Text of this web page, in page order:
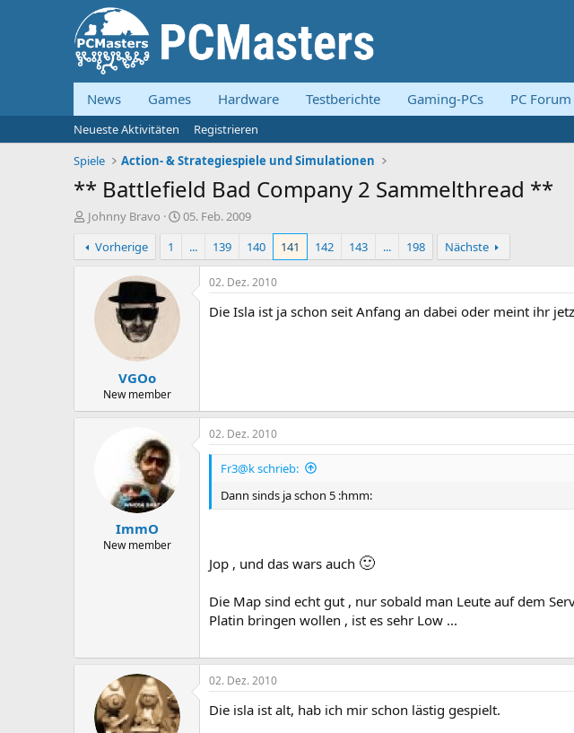
News Games Hardware Testberichte Gaming-PCs PC Forum
Neueste Aktivitäten
Registrieren
Spiele
Action- & Strategiespiele und Simulationen
** Battlefield Bad Company 2 Sammelthread **
E
s
t
Johnny Bravo
E
t
05. Feb. 2009
Vorherige
1 ... 139 140 141 142 143 ... 198 Nächste
VGOo
New member
02. Dez. 2010
Die Isla ist ja schon seit Anfang an dabei oder meint ihr
ImmO
New member
02. Dez. 2010
Fr3@k schrieb:
Dann sinds ja schon 5 :hmm:
Jop , und das wars auch 🙂
Die Map sind echt gut , nur sobald man Leute auf dem
Platin bringen wollen , ist es sehr Low ...
02. Dez. 2010
Die isla ist alt, hab ich mir schon lästig gespielt.